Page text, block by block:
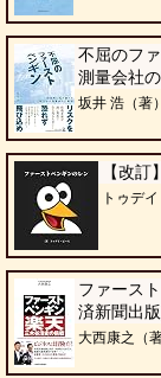
不屈のフ
測量会社
坂井 浩（著）
【改
トゥデ
ファース
済新聞出
大西康之（著